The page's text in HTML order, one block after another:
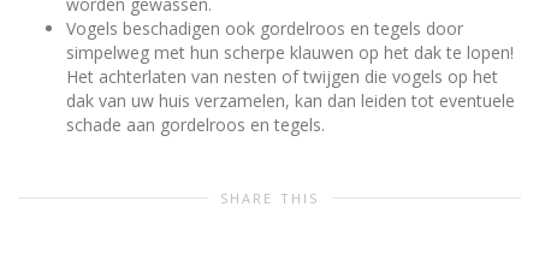
Vogels beschadigen ook gordelroos en tegels door
simpelweg met hun scherpe klauwen op het dak te lopen!
Het achterlaten van nesten of twijgen die vogels op het
dak van uw huis verzamelen, kan dan leiden tot eventuele
schade aan gordelroos en tegels.
SHARE THIS